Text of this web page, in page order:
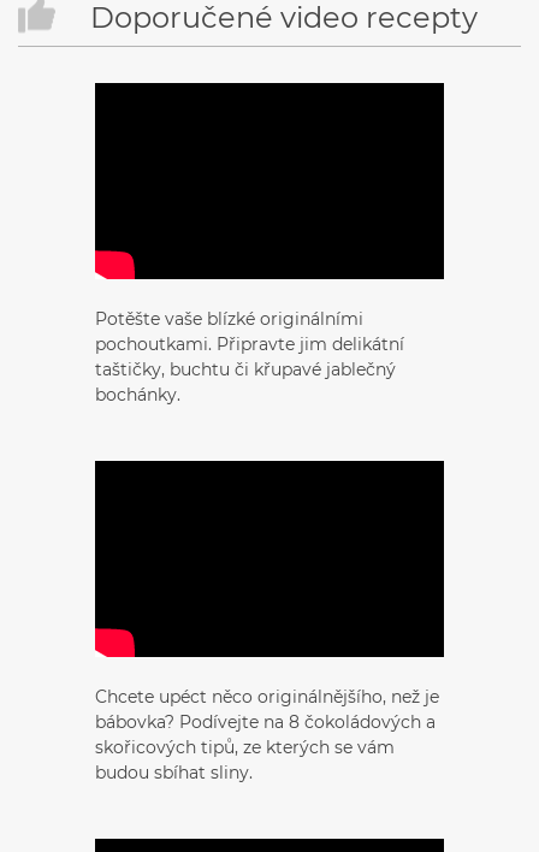
Doporučené video recepty
Potěšte vaše blízké originálními
pochoutkami. Připravte jim delikátní
taštičky, buchtu či křupavé jablečný
bochánky.
Chcete upéct něco originálnějšího, než je
bábovka? Podívejte na 8 čokoládových a
skořicových tipů, ze kterých se vám
budou sbíhat sliny.